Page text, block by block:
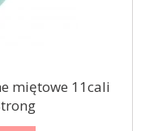
miętowe 11cali